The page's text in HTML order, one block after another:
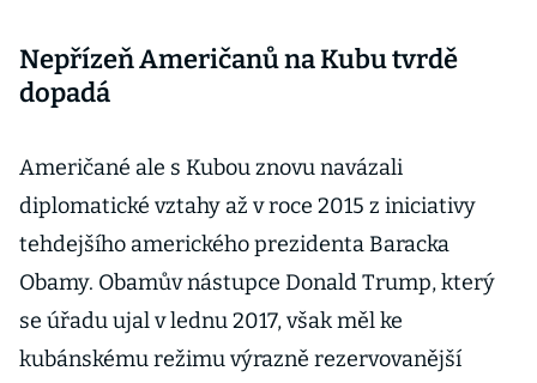
Nepřízeň Američanů na Kubu tvrdě
dopadá
Američané ale s Kubou znovu navázali
diplomatické vztahy až v roce 2015 z iniciativy
tehdejšího amerického prezidenta Baracka
Obamy. Obamův nástupce Donald Trump, který
se úřadu ujal v lednu 2017, však měl ke
kubánskému režimu výrazně rezervovanější